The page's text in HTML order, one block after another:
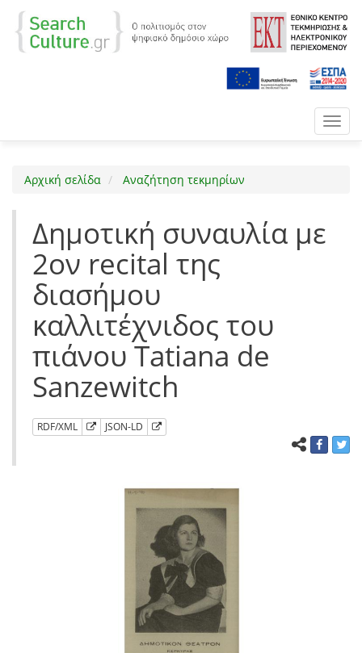
Αρχική σελίδα Αναζήτηση τεκμηρίων
Δημοτική συναυλία με
2ον recital της
διασήμου
καλλιτέχνιδος του
πιάνου Tatiana de
Sanzewitch
RDF/XML JSON-LD